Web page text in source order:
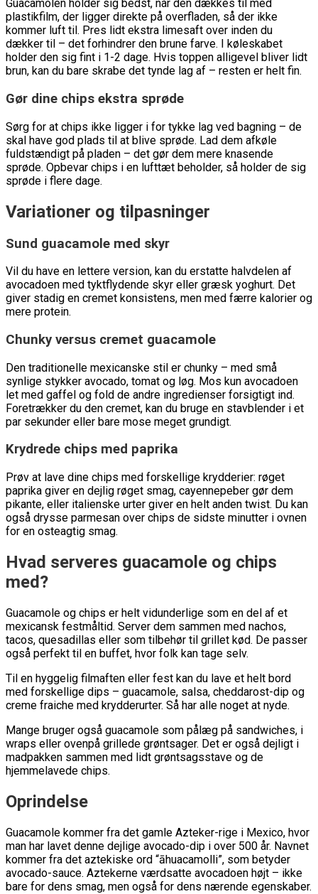
Guacamolen holder sig bedst, når den dækkes til med
plastikfilm, der ligger direkte på overfladen, så der ikke
kommer luft til. Pres lidt ekstra limesaft over inden du
dækker til – det forhindrer den brune farve. I køleskabet
holder den sig fint i 1-2 dage. Hvis toppen alligevel bliver lidt
brun, kan du bare skrabe det tynde lag af – resten er helt fin.
Gør dine chips ekstra sprøde
Sørg for at chips ikke ligger i for tykke lag ved bagning – de
skal have god plads til at blive sprøde. Lad dem afkøle
fuldstændigt på pladen – det gør dem mere knasende
sprøde. Opbevar chips i en lufttæt beholder, så holder de sig
sprøde i flere dage.
Variationer og tilpasninger
Sund guacamole med skyr
Vil du have en lettere version, kan du erstatte halvdelen af
avocadoen med tyktflydende skyr eller græsk yoghurt. Det
giver stadig en cremet konsistens, men med færre kalorier og
mere protein.
Chunky versus cremet guacamole
Den traditionelle mexicanske stil er chunky – med små
synlige stykker avocado, tomat og løg. Mos kun avocadoen
let med gaffel og fold de andre ingredienser forsigtigt ind.
Foretrækker du den cremet, kan du bruge en stavblender i et
par sekunder eller bare mose meget grundigt.
Krydrede chips med paprika
Prøv at lave dine chips med forskellige krydderier: røget
paprika giver en dejlig røget smag, cayennepeber gør dem
pikante, eller italienske urter giver en helt anden twist. Du kan
også drysse parmesan over chips de sidste minutter i ovnen
for en osteagtig smag.
Hvad serveres guacamole og chips
med?
Guacamole og chips er helt vidunderlige som en del af et
mexicansk festmåltid. Server dem sammen med nachos,
tacos, quesadillas eller som tilbehør til grillet kød. De passer
også perfekt til en buffet, hvor folk kan tage selv.
Til en hyggelig filmaften eller fest kan du lave et helt bord
med forskellige dips – guacamole, salsa, cheddarost-dip og
creme fraiche med krydderurter. Så har alle noget at nyde.
Mange bruger også guacamole som pålæg på sandwiches, i
wraps eller ovenpå grillede grøntsager. Det er også dejligt i
madpakken sammen med lidt grøntsagsstave og de
hjemmelavede chips.
Oprindelse
Guacamole kommer fra det gamle Azteker-rige i Mexico, hvor
man har lavet denne dejlige avocado-dip i over 500 år. Navnet
kommer fra det aztekiske ord “āhuacamolli”, som betyder
avocado-sauce. Aztekerne værdsatte avocadoen højt – ikke
bare for dens smag, men også for dens nærende egenskaber.